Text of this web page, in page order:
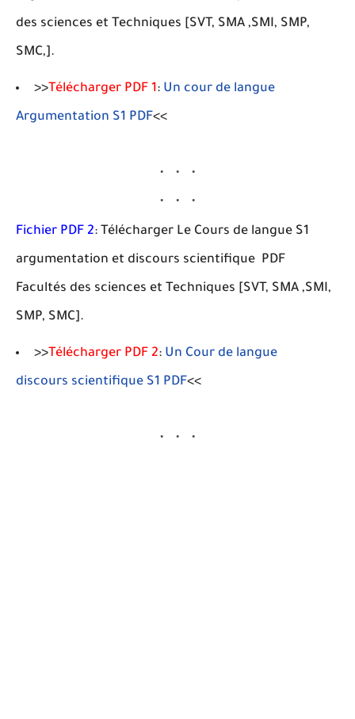
des sciences et Techniques [SVT, SMA ,SMI, SMP,
SMC,].
>>Télécharger PDF 1: Un cour de langue
Argumentation S1 PDF<<
Fichier PDF 2: Télécharger Le Cours de langue S1
argumentation et discours scientifique PDF
Facultés des sciences et Techniques [SVT, SMA ,SMI,
SMP, SMC].
>>Télécharger PDF 2: Un Cour de langue
discours scientifique S1 PDF<<